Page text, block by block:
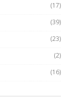
(17)
(39)
(23)
(2)
(16)